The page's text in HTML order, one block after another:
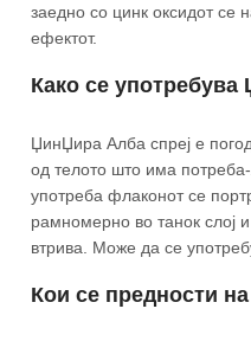
заедно со цинк оксидот се
ефектот.
Како се
ЏинЏира Алба спреј е
од телото што има
употреба флаконот се
рамномерно во танок слој
втрива. Може да се
Кои се предности